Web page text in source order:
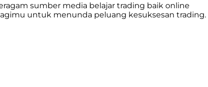
sumber media belajar trading baik online
untuk menunda peluang kesuksesan trading.